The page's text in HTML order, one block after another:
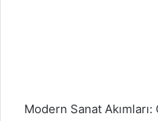
Modern Sanat